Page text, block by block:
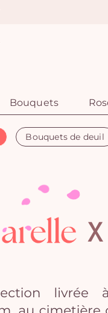
Bouquets
Bouquets de deuil